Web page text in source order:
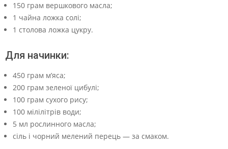
150 грам вершкового масла;
1 чайна ложка солі;
1 столова ложка цукру.
Для начинки:
450 грам м’яса;
200 грам зеленої цибулі;
100 грам сухого рису;
100 мілілітрів води;
5 мл рослинного масла;
сіль і чорний мелений перець — за смаком.